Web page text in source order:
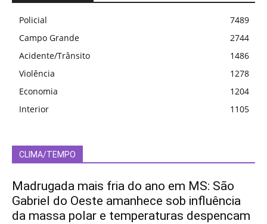
Policial
7489
Campo Grande
2744
Acidente/Trânsito
1486
Violência
1278
Economia
1204
Interior
1105
CLIMA/TEMPO
Madrugada mais fria do ano em MS: São
Gabriel do Oeste amanhece sob influência
da massa polar e temperaturas despencam